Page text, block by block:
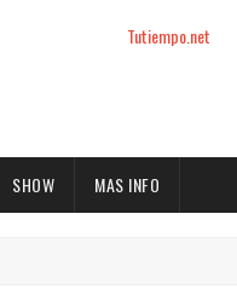
Tutiempo.net
SHOW MAS INFO